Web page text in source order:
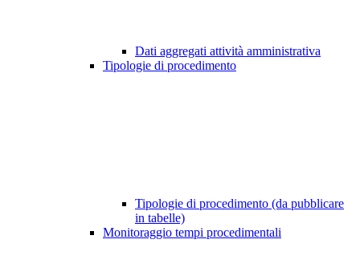
Dati aggregati attività amministrativa
Tipologie di procedimento
Tipologie di procedimento (da pubblicare
in tabelle)
Monitoraggio tempi procedimentali